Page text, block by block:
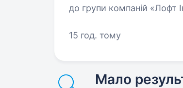
до групи компаній «Лофт
технолога,…
15 год. тому
Мало